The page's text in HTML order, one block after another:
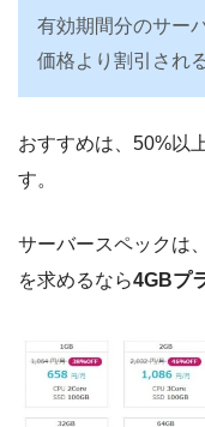
有効期間分のサー
価格より割引され
おすすめは、50%以
す。
サーバースペックは
を求めるなら4GBプ